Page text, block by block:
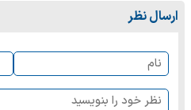
ارسال نظر